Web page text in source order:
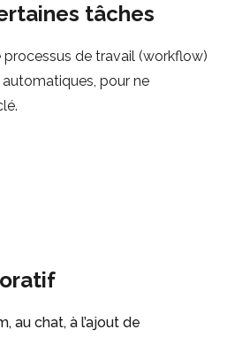
tâches
de travail (workflow)
pour ne
au chat, à l’ajout de